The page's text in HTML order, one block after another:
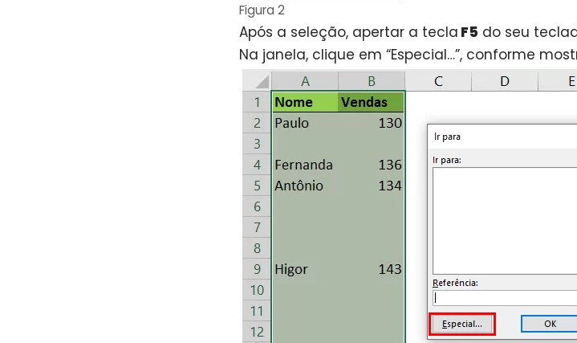
Figura 2
Após a seleção, apertar a tecla F5 do seu
Na janela, clique em “Especial…”, conforme